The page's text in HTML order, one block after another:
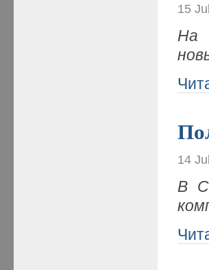
15
На
14
В